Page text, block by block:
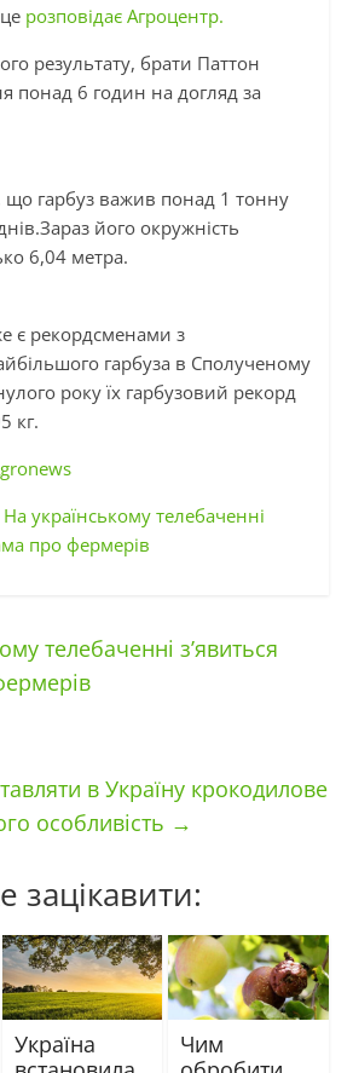
розповідає Агроцентр.
результату, брати Паттон
понад 6 годин на догляд за
що гарбуз важив понад 1 тонну
його окружність
6,04 метра.
є рекордсменами з
гарбуза в Сполученому
року їх гарбузовий рекорд
кг.
На українському телебаченні
про фермерів
телебаченні з’явиться
в Україну крокодилове
особливість →
зацікавити:
Україна
Чим